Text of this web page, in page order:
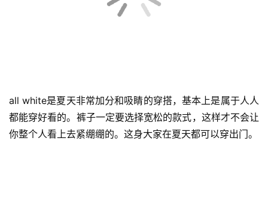
all white是夏天非常加分和吸睛的穿搭，基本上是属于人人
都能穿好看的。裤子一定要选择宽松的款式，这样才不会让
你整个人看上去紧绷绷的。这身大家在夏天都可以穿出门。